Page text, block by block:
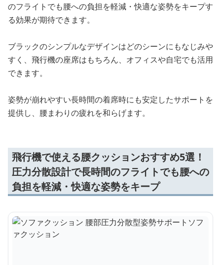
のフライトでも腰への負担を軽減・快適な姿勢をキープす
る効果が期待できます。
ブラックのシンプルなデザインはどのシーンにもなじみや
すく、飛行機の座席はもちろん、オフィスや自宅でも活用
できます。
姿勢が崩れやすい長時間の着席時にも安定したサポートを
提供し、腰まわりの疲れを和らげます。
飛行機で使える腰クッションおすすめ5選！
圧力分散設計で長時間のフライトでも腰への
負担を軽減・快適な姿勢をキープ